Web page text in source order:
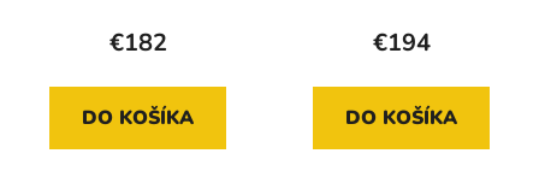
€182
DO KOŠÍKA
€194
DO KOŠÍKA